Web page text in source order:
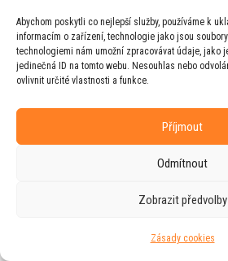
Abychom poskytli co nejlepší služby, používáme k
informacím o zařízení, technologie jako jsou
technologiemi nám umožní zpracovávat údaje, jako
jedinečná ID na tomto webu. Nesouhlas nebo
ovlivnit určité vlastnosti a funkce.
Příjmout
Odmítnout
Zobrazit předvolby
Zásady cookies
Web vytvořila firmaRUDIve
agenturouZEST